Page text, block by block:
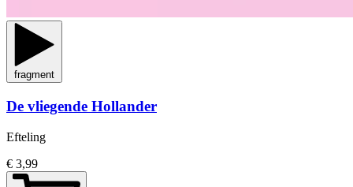
fragment
De vliegende Hollander
Efteling
€ 3,99